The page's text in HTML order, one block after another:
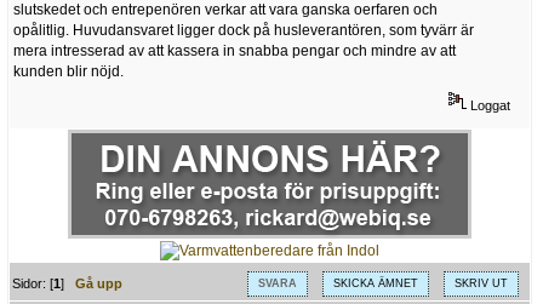
slutskedet och entrepenören verkar att vara ganska oerfaren och
opålitlig. Huvudansvaret ligger dock på husleverantören, som tyvärr är
mera intresserad av att kassera in snabba pengar och mindre av att
kunden blir nöjd.
Loggat
SVARA SKICKA ÄMNET SKRIV UT
Sidor: [1]Gå upp